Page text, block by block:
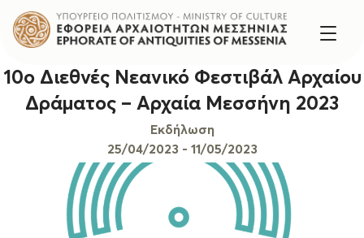
10ο Διεθνές Νεανικό Φεστιβάλ Αρχαίου
Δράματος – Αρχαία Μεσσήνη 2023
Εκδήλωση
25/04/2023 - 11/05/2023